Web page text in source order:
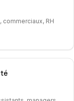
commerciaux, RH